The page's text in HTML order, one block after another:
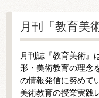
月刊「教育美術
月刊誌『教育美術』
形・美術教育の理念
の情報発信に努めて
美術教育の授業実践